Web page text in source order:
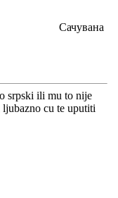
Сачувана
srpski ili mu to nije
cu te uputiti